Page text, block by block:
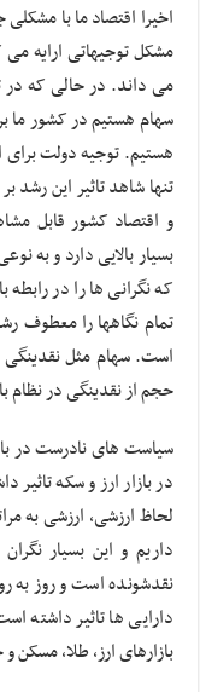
اخیرا اقتصاد ما با
مشکل توجیهاتی ارایه می
می داند. در حالی که
سهام هستیم در کشور ما
هستیم. توجیه دولت برای
تنها شاهد تاثیر این رشد
و اقتصاد کشور قابل
بسیار بالایی دارد و به
که نگرانی ها را در
تمام نگاهها را معطوف
است. سهام مثل
حجم از نقدینگی در نظام
سیاست های نادرست در
در بازار ارز و سکه
لحاظ ارزشی، ارزشی به
داریم و این بسیار
نقدشونده است و روز به
دارایی ها تاثیر داشته
بازارهای ارز، طلا،